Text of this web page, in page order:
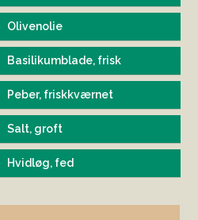
Olivenolie
Basilikumblade, frisk
Peber, friskkværnet
Salt, groft
Hvidløg, fed